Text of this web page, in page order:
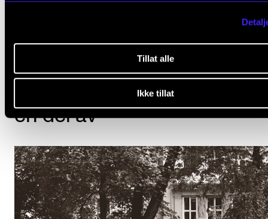
Tillat alle
Ikke tillat
Prosjekter Harald
en del av